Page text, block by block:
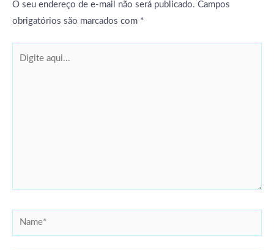
O seu endereço de e-mail não será publicado. Campos
obrigatórios são marcados com *
Name*